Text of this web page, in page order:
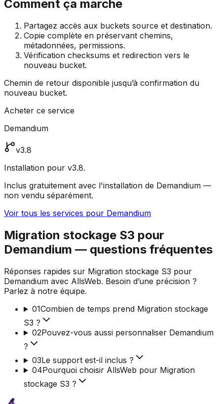
Comment ça marche
Partagez accès aux buckets source et destination.
Copie complète en préservant chemins,
métadonnées, permissions.
Vérification checksums et redirection vers le
nouveau bucket.
Chemin de retour disponible jusqu’à confirmation du
nouveau bucket.
Acheter ce service
Demandium
v3.8
Installation pour v3.8.
Inclus gratuitement avec l'installation de Demandium —
non vendu séparément.
Voir tous les services pour Demandium
Migration stockage S3 pour
Demandium — questions fréquentes
Réponses rapides sur Migration stockage S3 pour
Demandium avec AllsWeb. Besoin d’une précision ?
Parlez à notre équipe.
01Combien de temps prend Migration stockage
S3 ?
02Pouvez-vous aussi personnaliser Demandium
?
03Le support est-il inclus ?
04Pourquoi choisir AllsWeb pour Migration
stockage S3 ?